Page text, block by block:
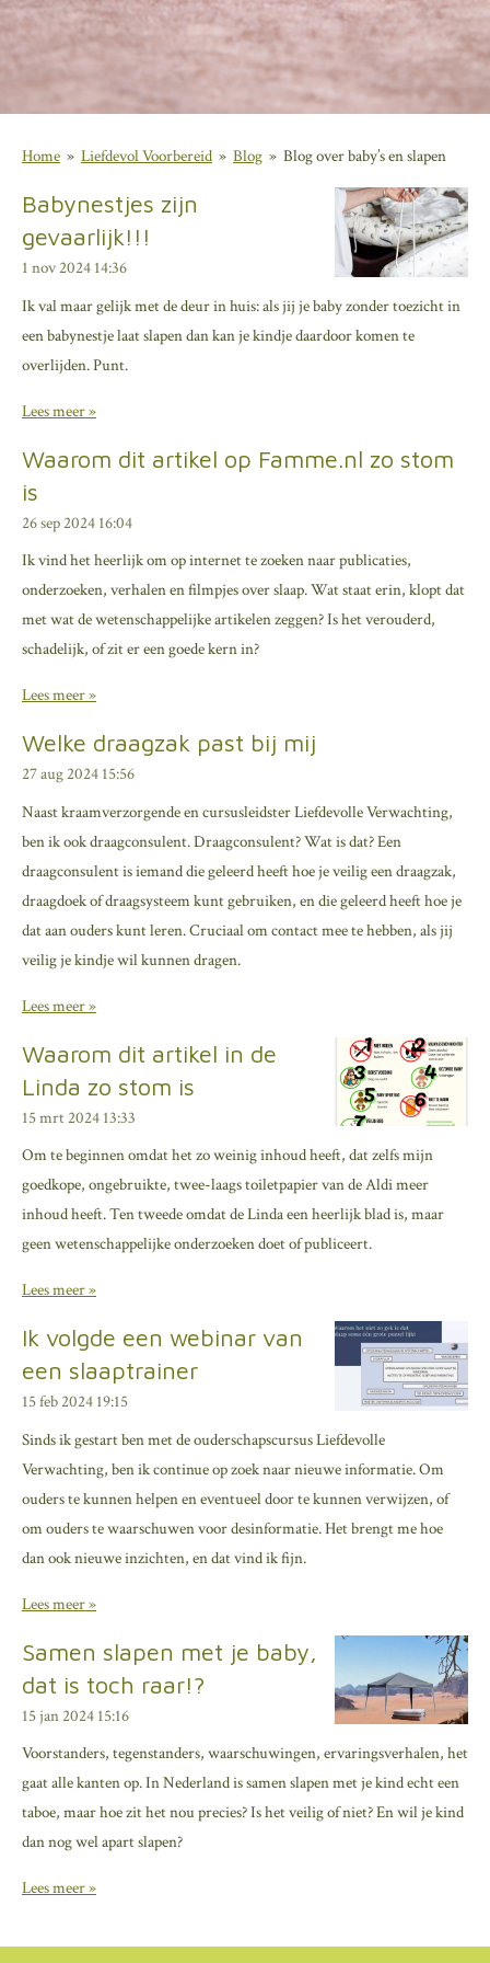
Home » Liefdevol Voorbereid » Blog » Blog over baby’s en slapen
Babynestjes zijn
gevaarlijk!!!
1 nov 2024 14:36
Ik val maar gelijk met de deur in huis: als jij je baby zonder toezicht in
een babynestje laat slapen dan kan je kindje daardoor komen te
overlijden. Punt.
Lees meer »
Waarom dit artikel op Famme.nl zo stom
is
26 sep 2024 16:04
Ik vind het heerlijk om op internet te zoeken naar publicaties,
onderzoeken, verhalen en filmpjes over slaap. Wat staat erin, klopt dat
met wat de wetenschappelijke artikelen zeggen? Is het verouderd,
schadelijk, of zit er een goede kern in?
Lees meer »
Welke draagzak past bij mij
27 aug 2024 15:56
Naast kraamverzorgende en cursusleidster Liefdevolle Verwachting,
ben ik ook draagconsulent. Draagconsulent? Wat is dat? Een
draagconsulent is iemand die geleerd heeft hoe je veilig een draagzak,
draagdoek of draagsysteem kunt gebruiken, en die geleerd heeft hoe je
dat aan ouders kunt leren. Cruciaal om contact mee te hebben, als jij
veilig je kindje wil kunnen dragen.
Lees meer »
Waarom dit artikel in de
Linda zo stom is
15 mrt 2024 13:33
Om te beginnen omdat het zo weinig inhoud heeft, dat zelfs mijn
goedkope, ongebruikte, twee-laags toiletpapier van de Aldi meer
inhoud heeft. Ten tweede omdat de Linda een heerlijk blad is, maar
geen wetenschappelijke onderzoeken doet of publiceert.
Lees meer »
Ik volgde een webinar van
een slaaptrainer
15 feb 2024 19:15
Sinds ik gestart ben met de ouderschapscursus Liefdevolle
Verwachting, ben ik continue op zoek naar nieuwe informatie. Om
ouders te kunnen helpen en eventueel door te kunnen verwijzen, of
om ouders te waarschuwen voor desinformatie. Het brengt me hoe
dan ook nieuwe inzichten, en dat vind ik fijn.
Lees meer »
Samen slapen met je baby,
dat is toch raar!?
15 jan 2024 15:16
Voorstanders, tegenstanders, waarschuwingen, ervaringsverhalen, het
gaat alle kanten op. In Nederland is samen slapen met je kind echt een
taboe, maar hoe zit het nou precies? Is het veilig of niet? En wil je kind
dan nog wel apart slapen?
Lees meer »